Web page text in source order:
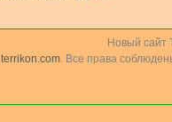
Новый сайт
terrikon.com. Все права